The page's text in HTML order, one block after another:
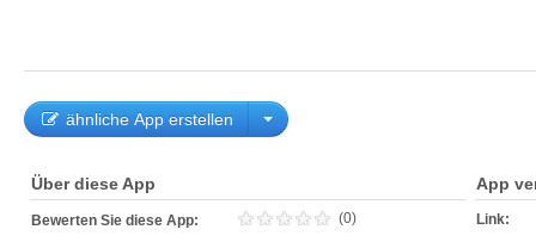
ähnliche App erstellen
Über diese App
Bewerten Sie diese App: (0)
App
Link: